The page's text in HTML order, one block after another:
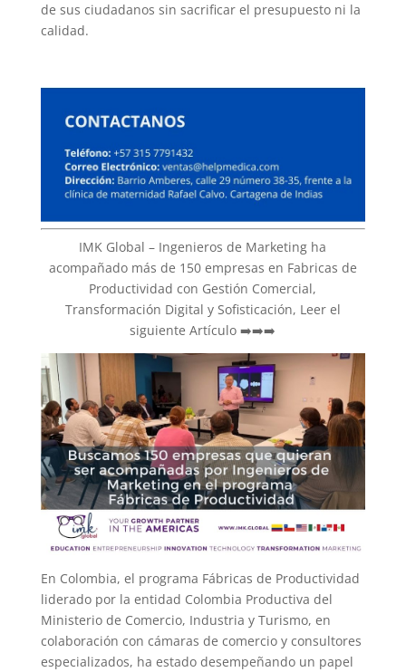
de sus ciudadanos sin sacrificar el presupuesto ni la
calidad.
IMK Global – Ingenieros de Marketing ha
acompañado más de 150 empresas en Fabricas de
Productividad con Gestión Comercial,
Transformación Digital y Sofisticación, Leer el
siguiente Artículo ➡️➡️➡️
En Colombia, el programa Fábricas de Productividad
liderado por la entidad Colombia Productiva del
Ministerio de Comercio, Industria y Turismo, en
colaboración con cámaras de comercio y consultores
especializados, ha estado desempeñando un papel